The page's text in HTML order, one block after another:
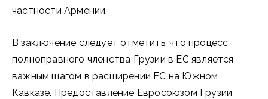
частности Армении.
В заключение следует отметить, что процесс
полноправного членства Грузии в ЕС является
важным шагом в расширении ЕС на Южном
Кавказе. Предоставление Евросоюзом Грузии